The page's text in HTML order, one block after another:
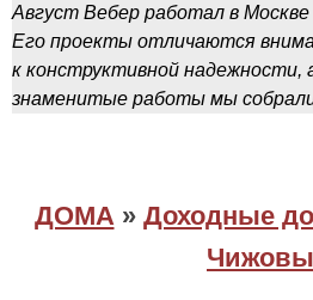
Август Вебер работал в Москве
Его проекты отличаются
к конструктивной
знаменитые работы мы
ДОМА » Доходные